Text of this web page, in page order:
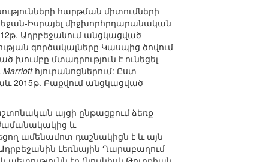
հարթման միտումների
Իսրայել միջխորհրդարանական
Ադրբեջանում անցկացված
գործակալները Կասպից ծովում
մտադրություն է ունեցել
Marriottհյուրանոցներում: Ըստ
2015թ. Բաքվում անցկացված
այցի ընթացքում ձեռք
և
ամենամոտ դաշնակիցն է և այն
Լեռնային Ղարաբաղում